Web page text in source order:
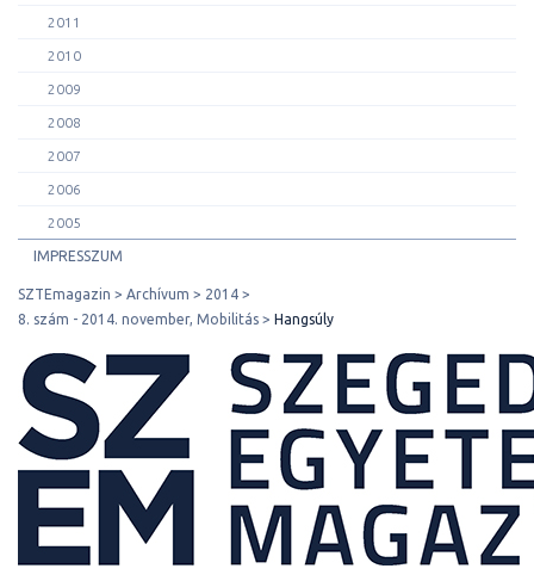
2011
2010
2009
2008
2007
2006
2005
IMPRESSZUM
SZTEmagazin Archívum
2014
8. szám - 2014. november, Mobilitás
Hangsúly